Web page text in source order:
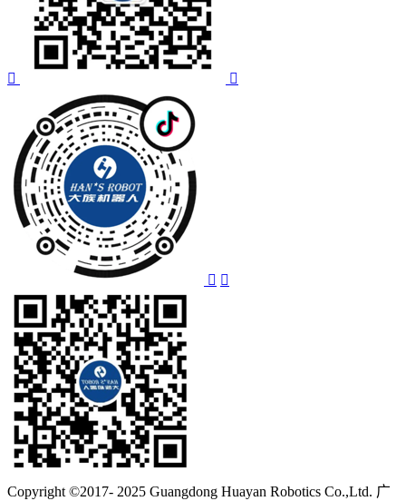
Copyright ©2017- 2025 Guangdong Huayan Robotics Co.,Ltd. 广